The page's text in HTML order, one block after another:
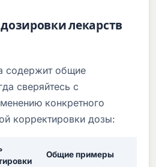
лекарств
содержит общие
сверяйтесь с
конкретного
корректировки дозы:
Общие примеры